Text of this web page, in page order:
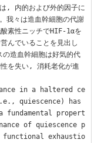
, 内的および外的因子に
我々は造血幹細胞の代謝
素性ニッチでHIF-1αを
んでいることを見出し
造血幹細胞は好気的代
を失い, 消耗老化が進
in a haltered ce
quiescence) has
fundamental propert
of quiescence p
functional exhaustio